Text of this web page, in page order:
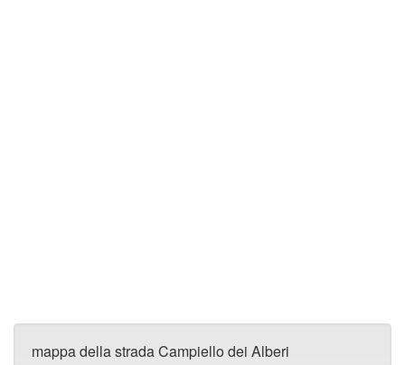
mappa della strada Campiello dei Alberi